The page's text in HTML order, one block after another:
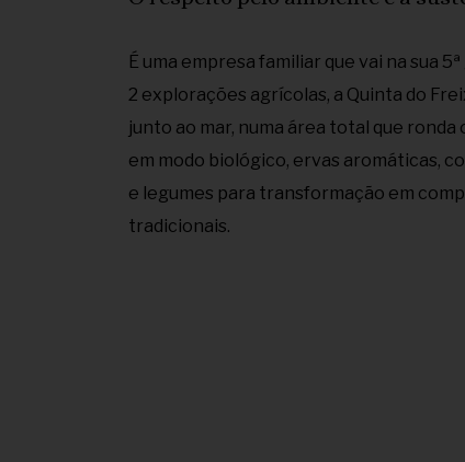
É uma empresa familiar que vai na sua
2 explorações agrícolas, a Quinta do
junto ao mar, numa área total que
em modo biológico, ervas aromáticas,
e legumes para transformação em
tradicionais.